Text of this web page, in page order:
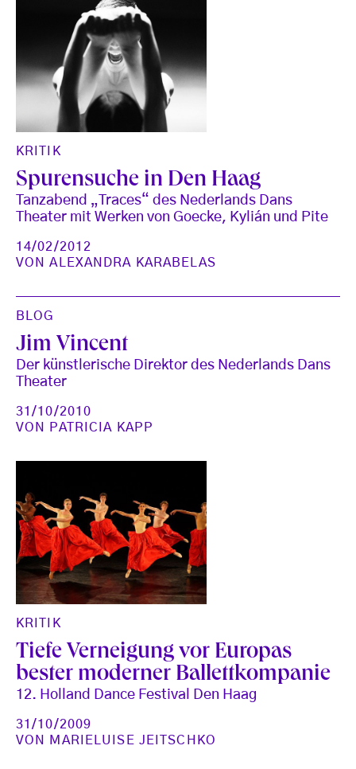
KRITIK
Spurensuche in Den Haag
Tanzabend „Traces“ des Nederlands Dans
Theater mit Werken von Goecke, Kylián und Pite
14/02/2012
VONALEXANDRA KARABELAS
BLOG
Jim Vincent
Der künstlerische Direktor des Nederlands Dans
Theater
31/10/2010
VON
PATRICIA KAPP
KRITIK
Tiefe Verneigung vor Europas
bester moderner Ballettkompanie
12. Holland Dance Festival Den Haag
31/10/2009
VON MARIELUISE JEITSCHKO